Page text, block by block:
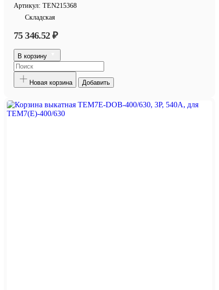
Артикул: TEN215368
Складская
75 346.52 ₽
В корзину
Новая корзина Добавить